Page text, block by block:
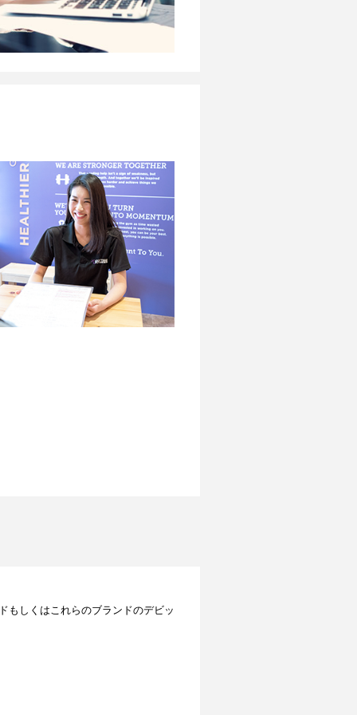
もしくはこれらのブランドのデビッ